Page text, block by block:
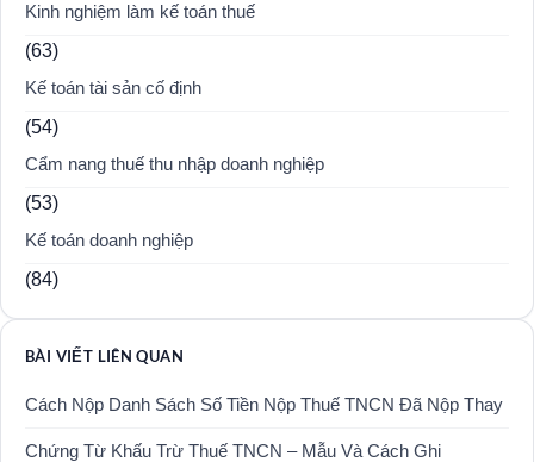
Kinh nghiệm làm kế toán thuế
(63)
Kế toán tài sản cố định
(54)
Cẩm nang thuế thu nhập doanh nghiệp
(53)
Kế toán doanh nghiệp
(84)
BÀI VIẾT LIÊN QUAN
Cách Nộp Danh Sách Số Tiền Nộp Thuế TNCN Đã Nộp Thay
Chứng Từ Khấu Trừ Thuế TNCN – Mẫu Và Cách Ghi